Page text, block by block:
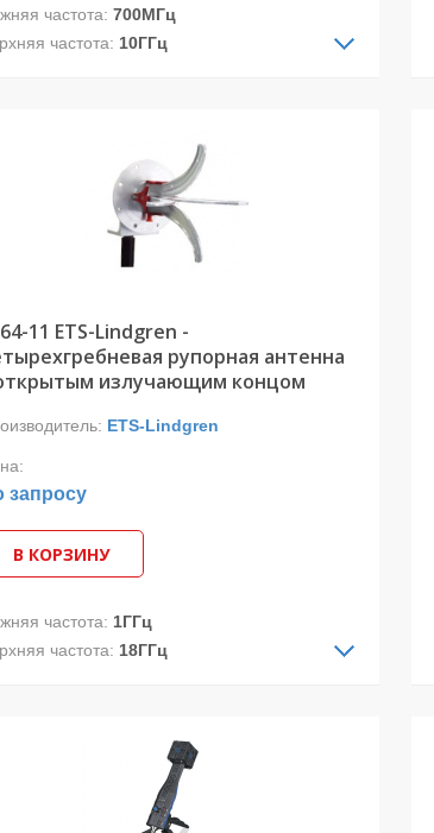
частота: 700МГц
частота: 10ГГц
модели 3164-08. Вследствие
коэффициента усиления и
КВСН антенна 3164-08
старые модели 3164-04 и 3164-07.
11 ETS-Lindgren -
рупорная антенна
излучающим концом
ETS-Lindgren
запросу
В КОРЗИНУ
частота: 1ГГц
частота: 18ГГц
новинок в семействе
антенн ETS-Lindgren.
дизайн (отсутствие боковых